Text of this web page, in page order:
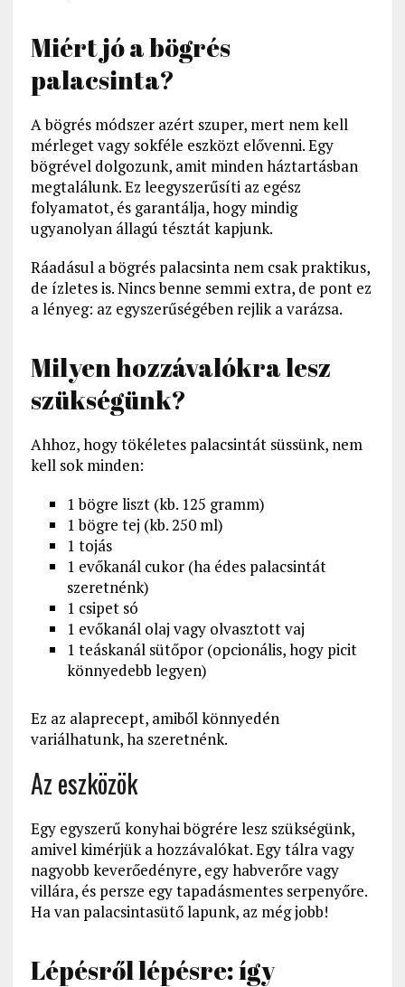
Miért jó a bögrés
palacsinta?
A bögrés módszer azért szuper, mert nem kell
mérleget vagy sokféle eszközt elővenni. Egy
bögrével dolgozunk, amit minden háztartásban
megtalálunk. Ez leegyszerűsíti az egész
folyamatot, és garantálja, hogy mindig
ugyanolyan állagú tésztát kapjunk.
Ráadásul a bögrés palacsinta nem csak praktikus,
de ízletes is. Nincs benne semmi extra, de pont ez
a lényeg: az egyszerűségében rejlik a varázsa.
Milyen hozzávalókra lesz
szükségünk?
Ahhoz, hogy tökéletes palacsintát süssünk, nem
kell sok minden:
1 bögre liszt (kb. 125 gramm)
1 bögre tej (kb. 250 ml)
1 tojás
1 evőkanál cukor (ha édes palacsintát
szeretnénk)
1 csipet só
1 evőkanál olaj vagy olvasztott vaj
1 teáskanál sütőpor (opcionális, hogy picit
könnyedebb legyen)
Ez az alaprecept, amiből könnyedén
variálhatunk, ha szeretnénk.
Az eszközök
Egy egyszerű konyhai bögrére lesz szükségünk,
amivel kimérjük a hozzávalókat. Egy tálra vagy
nagyobb keverőedényre, egy habverőre vagy
villára, és persze egy tapadásmentes serpenyőre.
Ha van palacsintasütő lapunk, az még jobb!
Lépésről lépésre: így